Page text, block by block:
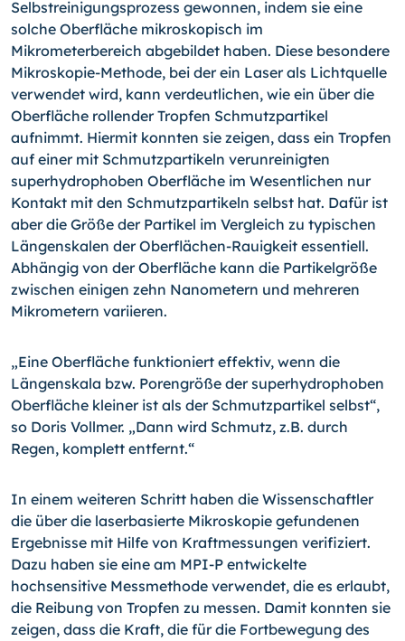
Selbstreinigungsprozess gewonnen, indem sie eine
solche Oberfläche mikroskopisch im
Mikrometerbereich abgebildet haben. Diese besondere
Mikroskopie-Methode, bei der ein Laser als Lichtquelle
verwendet wird, kann verdeutlichen, wie ein über die
Oberfläche rollender Tropfen Schmutzpartikel
aufnimmt. Hiermit konnten sie zeigen, dass ein Tropfen
auf einer mit Schmutzpartikeln verunreinigten
superhydrophoben Oberfläche im Wesentlichen nur
Kontakt mit den Schmutzpartikeln selbst hat. Dafür ist
aber die Größe der Partikel im Vergleich zu typischen
Längenskalen der Oberflächen-Rauigkeit essentiell.
Abhängig von der Oberfläche kann die Partikelgröße
zwischen einigen zehn Nanometern und mehreren
Mikrometern variieren.
„Eine Oberfläche funktioniert effektiv, wenn die
Längenskala bzw. Porengröße der superhydrophoben
Oberfläche kleiner ist als der Schmutzpartikel selbst“,
so Doris Vollmer. „Dann wird Schmutz, z.B. durch
Regen, komplett entfernt.“
In einem weiteren Schritt haben die Wissenschaftler
die über die laserbasierte Mikroskopie gefundenen
Ergebnisse mit Hilfe von Kraftmessungen verifiziert.
Dazu haben sie eine am MPI-P entwickelte
hochsensitive Messmethode verwendet, die es erlaubt,
die Reibung von Tropfen zu messen. Damit konnten sie
zeigen, dass die Kraft, die für die Fortbewegung des